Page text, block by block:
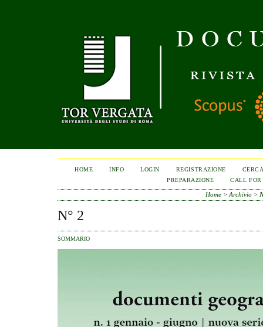
HOME INFO LOGIN REGISTRAZIONE
PREPARAZIONE
CALL FOR
Home >Archivio >
N° 2
SOMMARIO